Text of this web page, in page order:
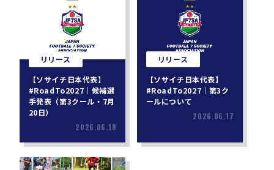
リリース
【ソサイチ日本代表】
#RoadTo2027｜候補選
手発表（第3クール・7月
20日）
2026.06.18
リリース
【ソサイチ日本代表】
#RoadTo2027｜第3ク
ールについて
2026.06.17